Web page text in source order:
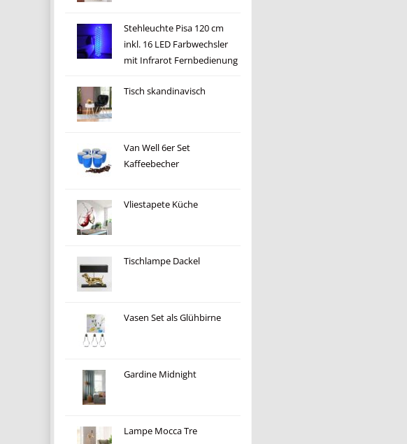
Stehleuchte Pisa 120 cm
inkl. 16 LED Farbwechsler
mit Infrarot Fernbedienung
Tisch skandinavisch
Van Well 6er Set
Kaffeebecher
Vliestapete Küche
Tischlampe Dackel
Vasen Set als Glühbirne
Gardine Midnight
Lampe Mocca Tre